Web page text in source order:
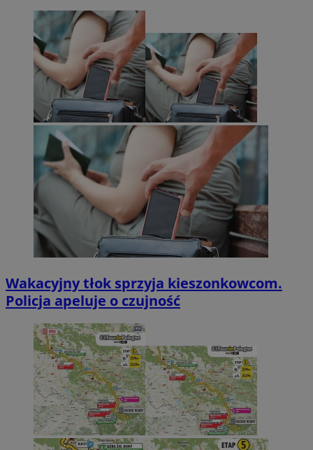
Wakacyjny tłok sprzyja kieszonkowcom.
Policja apeluje o czujność